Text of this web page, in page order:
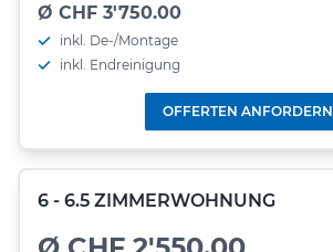
Ø CHF 3'750.00
inkl. De-/Montage
inkl. Endreinigung
OFFERTEN ANFORDERN
6 - 6.5 ZIMMERWOHNUNG